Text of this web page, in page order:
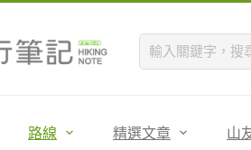
路線 精選文章 山